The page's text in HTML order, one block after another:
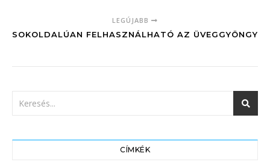
LEGÚJABB
SOKOLDALÚAN FELHASZNÁLHATÓ AZ ÜVEGGYÖNGY
CÍMKÉK